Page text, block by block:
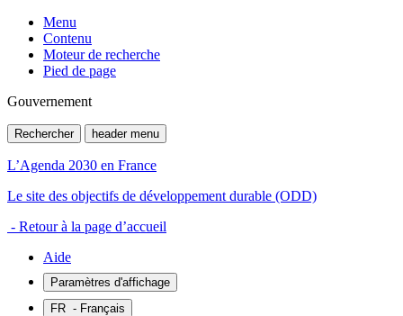
Menu
Contenu
Moteur de recherche
Pied de page
Gouvernement
Rechercher header menu
L’Agenda 2030 en France
Le site des objectifs de développement durable (ODD)
- Retour à la page d’accueil
Aide
Paramètres d'affichage
FR - Français